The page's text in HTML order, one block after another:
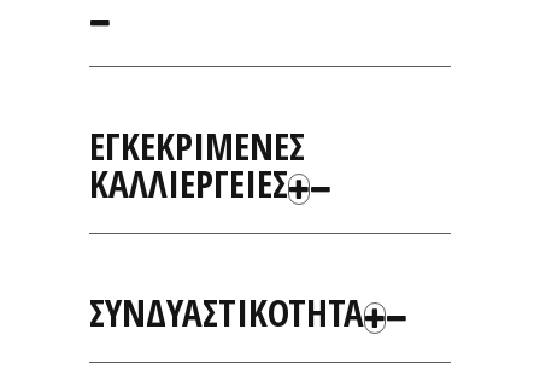
ΕΓΚΕΚΡΙΜΕΝΕΣ
ΚΑΛΛΙΕΡΓΕΙΕΣ
ΣΥΝΔΥΑΣΤΙΚΟΤΗΤΑ